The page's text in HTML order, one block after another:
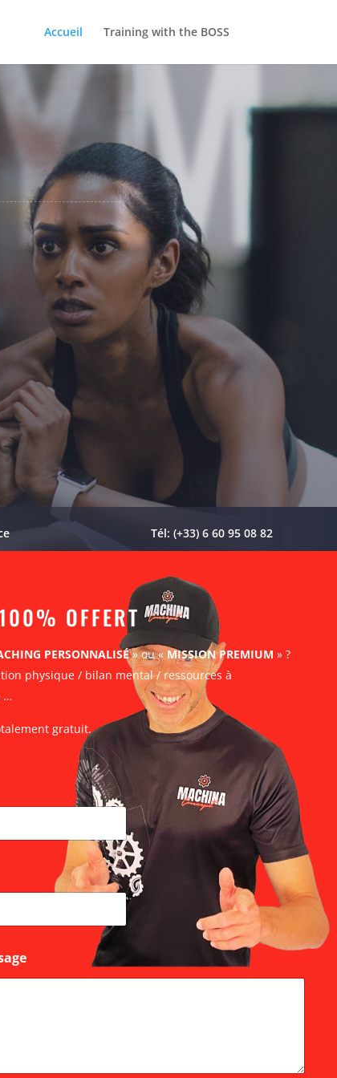
Accueil Training with the BOSS
Tél: (+33) 6 60 95 08 82
OFFERT
PERSONNALISÉ» ou « MISSION PREMIUM » ?
physique / bilan mental / ressources à
…
gratuit.